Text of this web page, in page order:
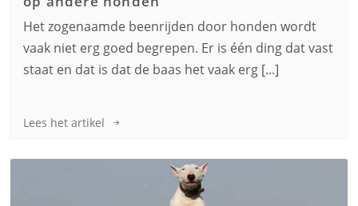
Het zogenaamde beenrijden door honden wordt
vaak niet erg goed begrepen. Er is één ding dat vast
staat en dat is dat de baas het vaak erg [...]
Lees het artikel